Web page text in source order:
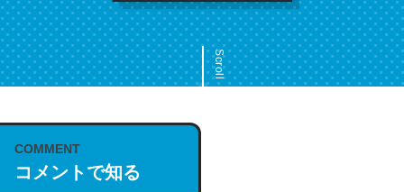
Scroll
COMMENT
コメントで知る
これは名文。彼はとてもクレバーなんだろうなと凄く思
う。英語少しでも読める人は原文もお勧め。自分はこの流